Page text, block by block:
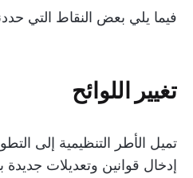
فيما يلي بعض النقاط التي
تغيير اللوائح
تميل الأطر التنظيمية إلى
إدخال قوانين وتعديلات